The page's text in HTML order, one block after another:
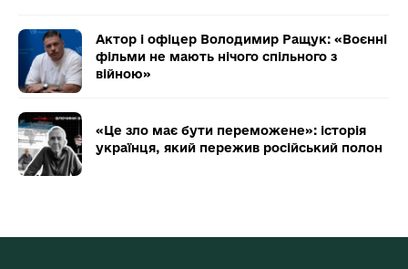
Актор і офіцер Володимир Ращук: «Воєнні
фільми не мають нічого спільного з
війною»
«Це зло має бути переможене»: історія
українця, який пережив російський полон